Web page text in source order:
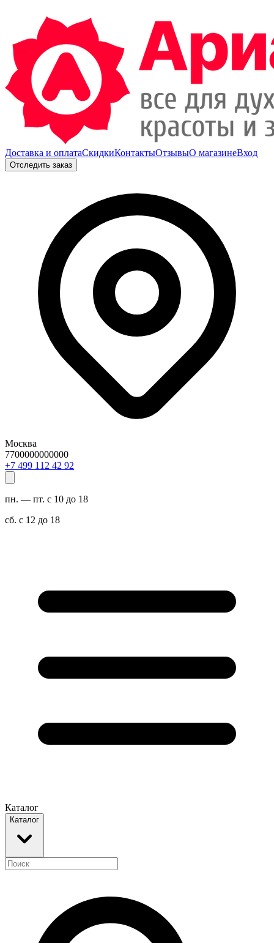
Доставка и оплатаСкидкиКонтактыОтзывыО магазинеВход
Отследить заказ
Москва
7700000000000
29 24 211 994 7+
пн. — пт. с 10 до 18
сб. с 12 до 18
Каталог
Каталог